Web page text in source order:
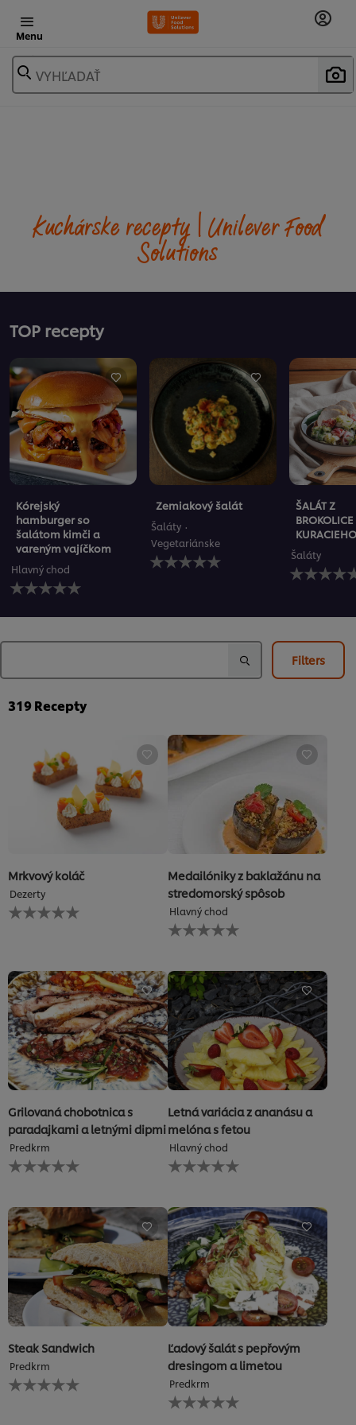
Menu
VYHĽADAŤ
Kuchárske recepty | Unilever Food
Solutions
TOP recepty
Kórejský
hamburger so
šalátom kimči a
vareným vajíčkom
Hlavný chod
Pre
túto
odoslané
Zemiakový šalát
Šaláty
Vegetariánske
Pre
túto
hodnotenia
ŠALÁT Z
Šaláty
Pre
túto
žiadne
hodnotenia
Filters
319Recepty
Mrkvový koláč
Dezerty
Pre
túto
žiadne
hodnotenia
Medailóniky z baklažánu na
stredomorský spôsob
Hlavný chod
Pre
túto
odoslané
žiadne
hodnotenia
Grilovaná chobotnica s
paradajkami a letnými dipmi
Predkrm
Pre
túto
odoslané
žiadne
hodnotenia
Letná variácia z ananásu a
melóna s fetou
Hlavný chod
Pre
túto
odoslané
žiadne
hodnotenia
Steak Sandwich
Predkrm
Pre
túto
Ľadový šalát s pepřovým
dresingom a limetou
Predkrm
Pre
túto